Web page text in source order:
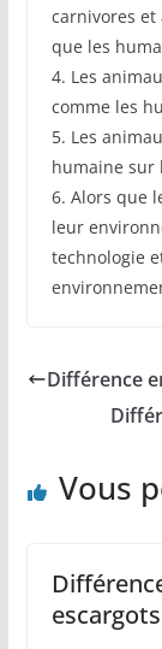
carnivores
que les
4. Les
comme les
5. Les
humaine sur
6. Alors que
leur
technologie
Différence
Vous
escargots